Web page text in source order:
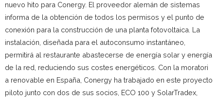
nuevo hito para Conergy. El proveedor alemán de sistemas
informa de la obtención de todos los permisos y el punto de
conexión para la construcción de una planta fotovoltaica. La
instalación, diseñada para el autoconsumo instantáneo,
permitirá al restaurante abastecerse de energía solar y energía
de la red, reduciendo sus costes energéticos. Con la moratori
a renovable en España, Conergy ha trabajado en este proyecto
piloto junto con dos de sus socios, ECO 100 y SolarTradex,